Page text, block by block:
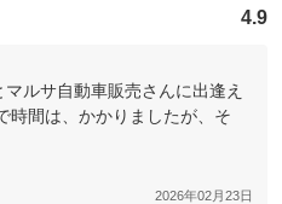
4.9
ルサ自動車販売さんに出逢え
時間は、かかりましたが、そ
2026年02月23日